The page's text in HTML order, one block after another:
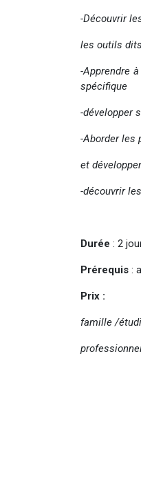
-Découvrir
les outils
-Apprendre
spécifique
-développer
-Aborder les
et
-découvrir
Durée : 2
Prérequis :
Prix :
famille /